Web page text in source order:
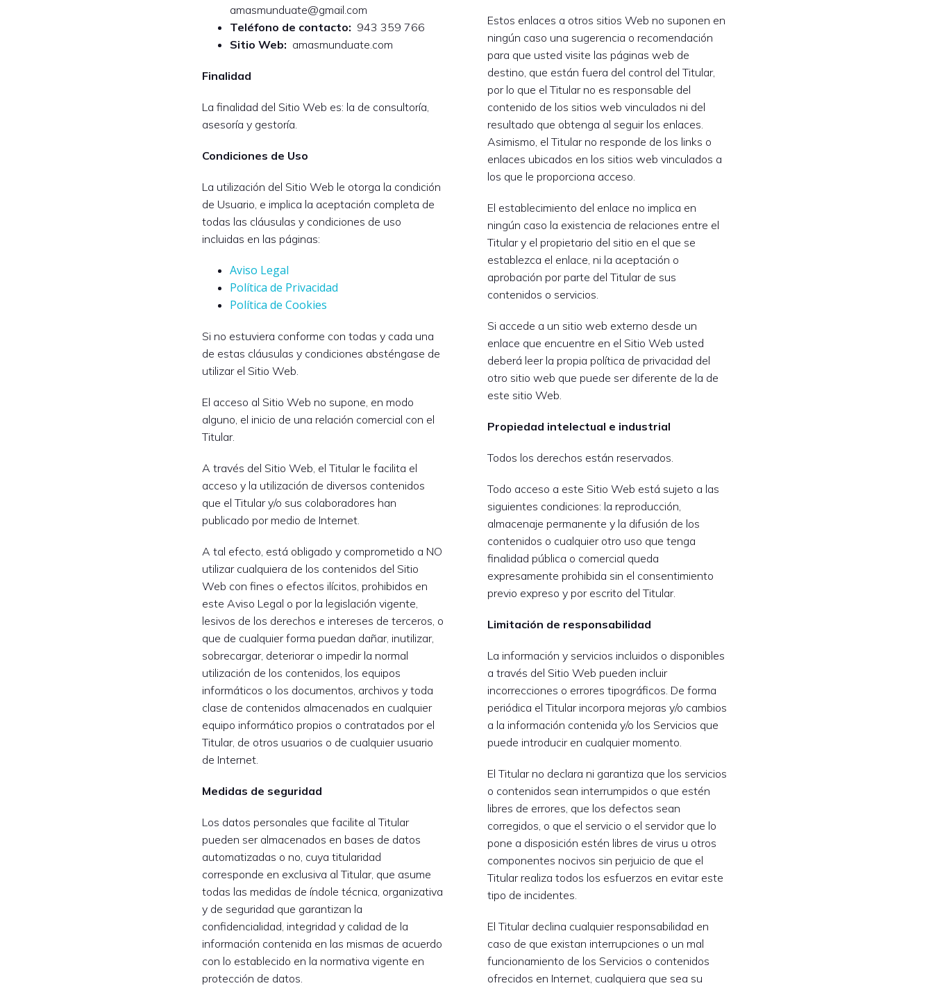
amasmunduate@gmail.com
Teléfono de contacto: 943 359 766
Sitio Web: amasmunduate.com
Finalidad
La finalidad del Sitio Web es: la de consultoría,
asesoría y gestoría.
Condiciones de Uso
La utilización del Sitio Web le otorga la condición
de Usuario, e implica la aceptación completa de
todas las cláusulas y condiciones de uso
incluidas en las páginas:
Aviso Legal
Política de Privacidad
Política de Cookies
Si no estuviera conforme con todas y cada una
de estas cláusulas y condiciones absténgase de
utilizar el Sitio Web.
El acceso al Sitio Web no supone, en modo
alguno, el inicio de una relación comercial con el
Titular.
A través del Sitio Web, el Titular le facilita el
acceso y la utilización de diversos contenidos
que el Titular y/o sus colaboradores han
publicado por medio de Internet.
A tal efecto, está obligado y comprometido a NO
utilizar cualquiera de los contenidos del Sitio
Web con fines o efectos ilícitos, prohibidos en
este Aviso Legal o por la legislación vigente,
lesivos de los derechos e intereses de terceros, o
que de cualquier forma puedan dañar, inutilizar,
sobrecargar, deteriorar o impedir la normal
utilización de los contenidos, los equipos
informáticos o los documentos, archivos y toda
clase de contenidos almacenados en cualquier
equipo informático propios o contratados por el
Titular, de otros usuarios o de cualquier usuario
de Internet.
Medidas de seguridad
Los datos personales que facilite al Titular
pueden ser almacenados en bases de datos
automatizadas o no, cuya titularidad
corresponde en exclusiva al Titular, que asume
todas las medidas de índole técnica, organizativa
y de seguridad que garantizan la
confidencialidad, integridad y calidad de la
información contenida en las mismas de acuerdo
con lo establecido en la normativa vigente en
protección de datos.
Estos enlaces a otros sitios Web no suponen en
ningún caso una sugerencia o recomendación
para que usted visite las páginas web de
destino, que están fuera del control del Titular,
por lo que el Titular no es responsable del
contenido de los sitios web vinculados ni del
resultado que obtenga al seguir los enlaces.
Asimismo, el Titular no responde de los links o
enlaces ubicados en los sitios web vinculados a
los que le proporciona acceso.
El establecimiento del enlace no implica en
ningún caso la existencia de relaciones entre el
Titular y el propietario del sitio en el que se
establezca el enlace, ni la aceptación o
aprobación por parte del Titular de sus
contenidos o servicios.
Si accede a un sitio web externo desde un
enlace que encuentre en el Sitio Web usted
deberá leer la propia política de privacidad del
otro sitio web que puede ser diferente de la de
este sitio Web.
Propiedad intelectual e industrial
Todos los derechos están reservados.
Todo acceso a este Sitio Web está sujeto a las
siguientes condiciones: la reproducción,
almacenaje permanente y la difusión de los
contenidos o cualquier otro uso que tenga
finalidad pública o comercial queda
expresamente prohibida sin el consentimiento
previo expreso y por escrito del Titular.
Limitación de responsabilidad
La información y servicios incluidos o disponibles
a través del Sitio Web pueden incluir
incorrecciones o errores tipográficos. De forma
periódica el Titular incorpora mejoras y/o cambios
a la información contenida y/o los Servicios que
puede introducir en cualquier momento.
El Titular no declara ni garantiza que los servicios
o contenidos sean interrumpidos o que estén
libres de errores, que los defectos sean
corregidos, o que el servicio o el servidor que lo
pone a disposición estén libres de virus u otros
componentes nocivos sin perjuicio de que el
Titular realiza todos los esfuerzos en evitar este
tipo de incidentes.
El Titular declina cualquier responsabilidad en
caso de que existan interrupciones o un mal
funcionamiento de los Servicios o contenidos
ofrecidos en Internet, cualquiera que sea su